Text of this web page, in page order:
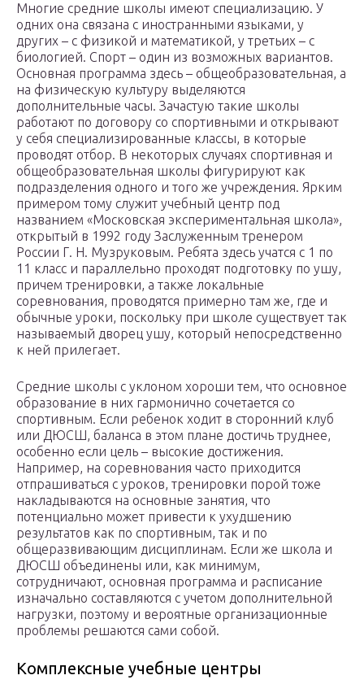
Многие средние школы имеют специализацию. У
одних она связана с иностранными языками, у
других – с физикой и математикой, у третьих – с
биологией. Спорт – один из возможных вариантов.
Основная программа здесь – общеобразовательная, а
на физическую культуру выделяются
дополнительные часы. Зачастую такие школы
работают по договору со спортивными и открывают
у себя специализированные классы, в которые
проводят отбор. В некоторых случаях спортивная и
общеобразовательная школы фигурируют как
подразделения одного и того же учреждения. Ярким
примером тому служит учебный центр под
названием «Московская экспериментальная школа»,
открытый в 1992 году Заслуженным тренером
России Г. Н. Музруковым. Ребята здесь учатся с 1 по
11 класс и параллельно проходят подготовку по ушу,
причем тренировки, а также локальные
соревнования, проводятся примерно там же, где и
обычные уроки, поскольку при школе существует так
называемый дворец ушу, который непосредственно
к ней прилегает.
Средние школы с уклоном хороши тем, что основное
образование в них гармонично сочетается со
спортивным. Если ребенок ходит в сторонний клуб
или ДЮСШ, баланса в этом плане достичь труднее,
особенно если цель – высокие достижения.
Например, на соревнования часто приходится
отпрашиваться с уроков, тренировки порой тоже
накладываются на основные занятия, что
потенциально может привести к ухудшению
результатов как по спортивным, так и по
общеразвивающим дисциплинам. Если же школа и
ДЮСШ объединены или, как минимум,
сотрудничают, основная программа и расписание
изначально составляются с учетом дополнительной
нагрузки, поэтому и вероятные организационные
проблемы решаются сами собой.
Комплексные учебные центры